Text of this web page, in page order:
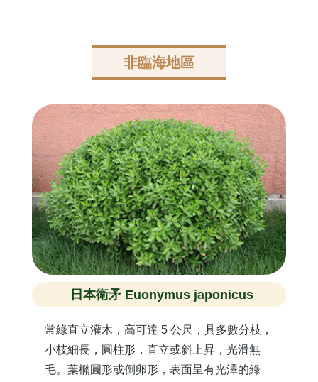
非臨海地區
日本衛矛 Euonymus japonicus
常綠直立灌木，高可達 5 公尺，具多數分枝，
小枝細長，圓柱形，直立或斜上昇，光滑無
毛。葉橢圓形或倒卵形，表面呈有光澤的綠